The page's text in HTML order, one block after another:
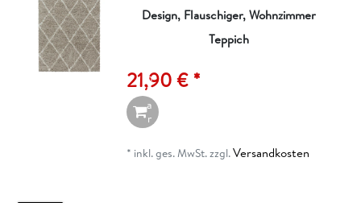
Design, Flauschiger, Wohnzimmer
Teppich
21,90 € *
I
n
W
a
r
e
n
k
* inkl. ges. MwSt.zzgl.Versandkosten